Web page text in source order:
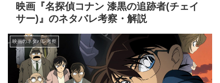
映画『名探偵コナン 漆黒の追跡者(チェイ
サー)』のネタバレ考察・解説
映画のネタバレ考察